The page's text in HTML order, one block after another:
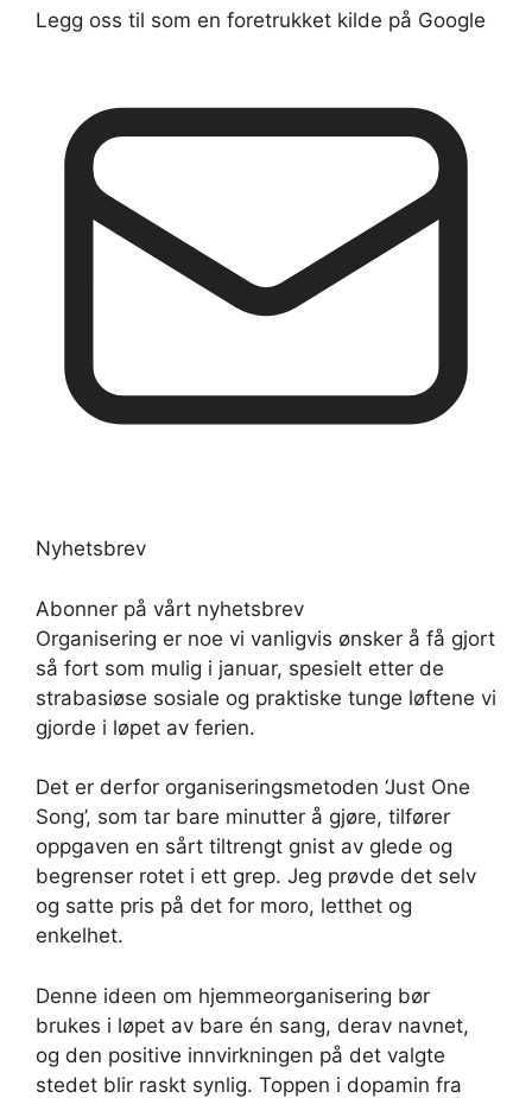
Legg oss til som en foretrukket kilde på Google
Nyhetsbrev
Abonner på vårt nyhetsbrev
Organisering er noe vi vanligvis ønsker å få gjort
så fort som mulig i januar, spesielt etter de
strabasiøse sosiale og praktiske tunge løftene vi
gjorde i løpet av ferien.
Det er derfor organiseringsmetoden ‘Just One
Song’, som tar bare minutter å gjøre, tilfører
oppgaven en sårt tiltrengt gnist av glede og
begrenser rotet i ett grep. Jeg prøvde det selv
og satte pris på det for moro, letthet og
enkelhet.
Denne ideen om hjemmeorganisering bør
brukes i løpet av bare én sang, derav navnet,
og den positive innvirkningen på det valgte
stedet blir raskt synlig. Toppen i dopamin fra